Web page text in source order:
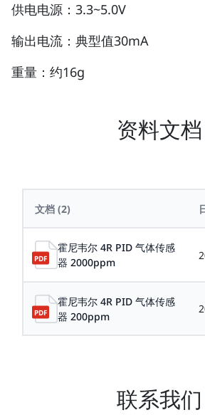
供电电源：3.3~5.0V
输出电流：典型值30mA
重量：约16g
资料文档
文档 (2)
霍尼韦尔 4R PID 气体传感
器 2000ppm
霍尼韦尔 4R PID 气体传感
器 200ppm
联系我们